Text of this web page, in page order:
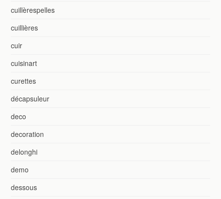
cuillèrespelles
cuillières
cuir
cuisinart
curettes
décapsuleur
deco
decoration
delonghi
demo
dessous